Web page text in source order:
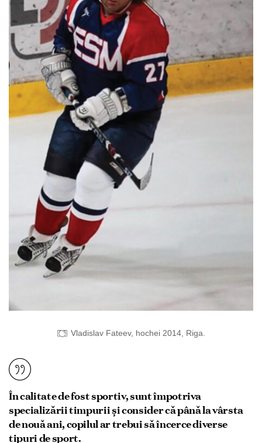
Vladislav Fateev, hochei 2014, Riga.
În calitate de fost sportiv, sunt împotriva
specializării timpurii și consider că până la vârsta
de nouă ani, copilul ar trebui să încerce diverse
tipuri de sport.